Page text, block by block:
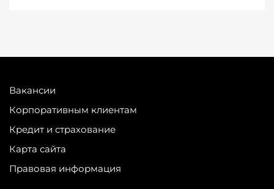
Вакансии
Корпоративным клиентам
Кредит и страхование
Карта сайта
Правовая информация